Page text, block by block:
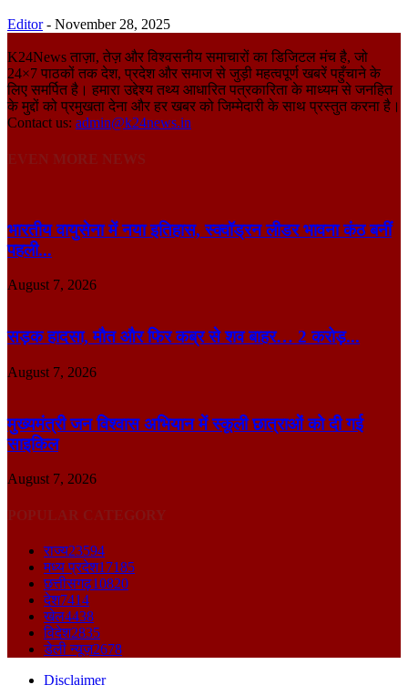
Editor - November 28, 2025
K24News ताज़ा, तेज़ और विश्वसनीय समाचारों का डिजिटल मंच है, जो
24×7 पाठकों तक देश, प्रदेश और समाज से जुड़ी महत्वपूर्ण खबरें पहुँचाने के
लिए समर्पित है। हमारा उद्देश्य तथ्य आधारित पत्रकारिता के माध्यम से जनहित
के मुद्दों को प्रमुखता देना और हर खबर को जिम्मेदारी के साथ प्रस्तुत करना है।
Contact us: admin@k24news.in
भारतीय वायुसेना में नया इतिहास, स्क्वॉड्रन लीडर भावना कंठ बनीं
पहली...
August 7, 2026
सड़क हादसा, मौत और फिर कब्र से शव बाहर… 2 करोड़...
August 7, 2026
मुख्यमंत्री जन विश्वास अभियान में स्कूली छात्राओं को दी गई
साइकिल
August 7, 2026
राज्य23594
मध्य प्रदेश17185
छत्तीसगढ़10820
देश7414
खेल4438
विदेश2835
डेली न्यूज़2678
Disclaimer